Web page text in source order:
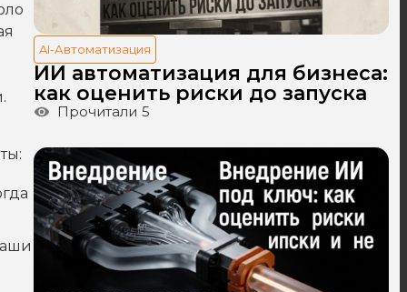
AI-Автоматизация
ИИ автоматизация для бизнеса:
как оценить риски до запуска
Прочитали 5